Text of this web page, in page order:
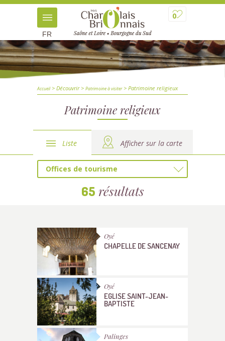
0
FR
Accueil> Découvrir> Patrimoine à visiter> Patrimoine religieux
Patrimoine religieux
Liste Afficher sur la carte
Offices de tourisme
65 résultats
Oyé
CHAPELLE DE SANCENAY
Oyé
EGLISE SAINT-JEAN-
BAPTISTE
Palinges